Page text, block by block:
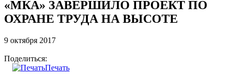
«МКА» ЗАВЕРШИЛО ПРОЕКТ ПО
ОХРАНЕ ТРУДА НА ВЫСОТЕ
9 октября 2017
Поделиться:
Печать